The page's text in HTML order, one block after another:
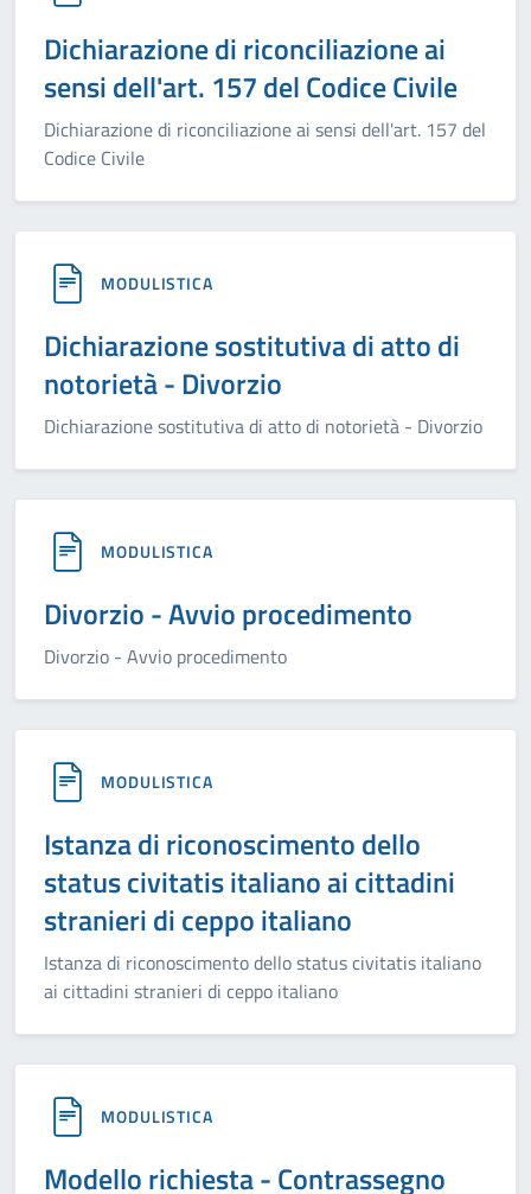
Dichiarazione di riconciliazione ai
sensi dell'art. 157 del Codice Civile
Dichiarazione di riconciliazione ai sensi dell'art. 157 del
Codice Civile
MODULISTICA
Dichiarazione sostitutiva di atto di
notorietà - Divorzio
Dichiarazione sostitutiva di atto di notorietà - Divorzio
MODULISTICA
Divorzio - Avvio procedimento
Divorzio - Avvio procedimento
MODULISTICA
Istanza di riconoscimento dello
status civitatis italiano ai cittadini
stranieri di ceppo italiano
Istanza di riconoscimento dello status civitatis italiano
ai cittadini stranieri di ceppo italiano
MODULISTICA
Modello richiesta - Contrassegno